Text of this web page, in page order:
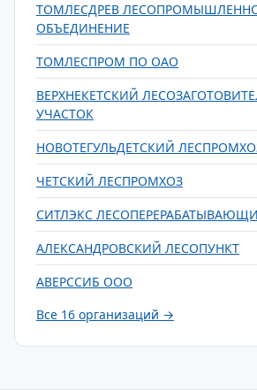
ТОМЛЕСДРЕВ
ОБЪЕДИНЕНИЕ
ТОМЛЕСПРОМ ПО ОАО
ВЕРХНЕКЕТСКИЙ
УЧАСТОК
НОВОТЕГУЛЬДЕТСКИЙ
ЧЕТСКИЙ ЛЕСПРОМХОЗ
СИТЛЭКС
АЛЕКСАНДРОВСКИЙ ЛЕСОПУНКТ
АВЕРССИБ ООО
Все 16 организаций →